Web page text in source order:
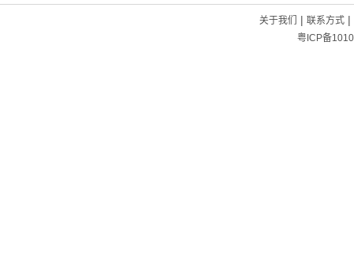
关于我们 | 联系方式|
粤ICP备